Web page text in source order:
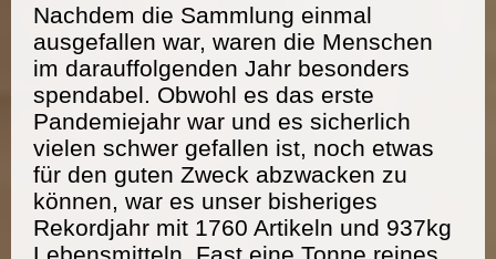
Nachdem die Sammlung einmal
ausgefallen war, waren die Menschen
im darauffolgenden Jahr besonders
spendabel. Obwohl es das erste
Pandemiejahr war und es sicherlich
vielen schwer gefallen ist, noch etwas
für den guten Zweck abzwacken zu
können, war es unser bisheriges
Rekordjahr mit 1760 Artikeln und 937kg
Lebensmitteln. Fast eine Tonne reines